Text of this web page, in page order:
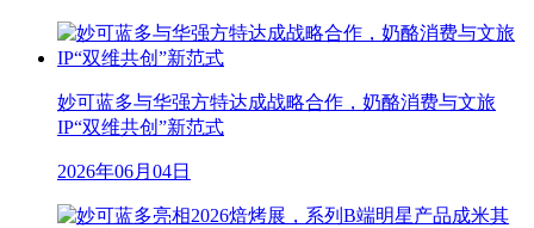
妙可蓝多与华强方特达成战略合作，奶酪消费与文旅
IP“双维共创”新范式
2026年06月04日